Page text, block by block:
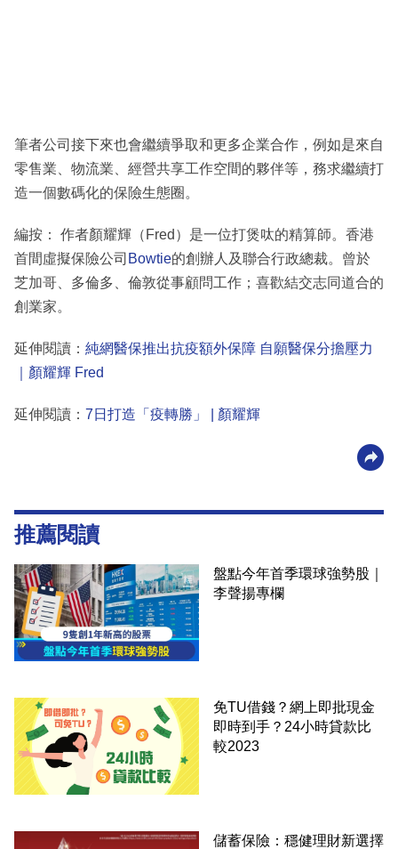
筆者公司接下來也會繼續爭取和更多企業合作，例如是來自
零售業、物流業、經營共享工作空間的夥伴等，務求繼續打
造一個數碼化的保險生態圈。
編按： 作者顏耀輝（Fred）是一位打煲呔的精算師。香港
首間虛擬保險公司 Bowtie的創辦人及聯合行政總裁。曾於
芝加哥、多倫多、倫敦從事顧問工作；喜歡結交志同道合的
創業家。
延伸閱讀： 純網醫保推出抗疫額外保障 自願醫保分擔壓力
｜顏耀輝 Fred
延伸閱讀： 7日打造「疫轉勝」 | 顏耀輝
推薦閱讀
盤點今年首季環球強勢股｜
李聲揚專欄
免TU借錢？網上即批現金
即時到手？24小時貸款比
較2023
儲蓄保險：穩健理財新選擇